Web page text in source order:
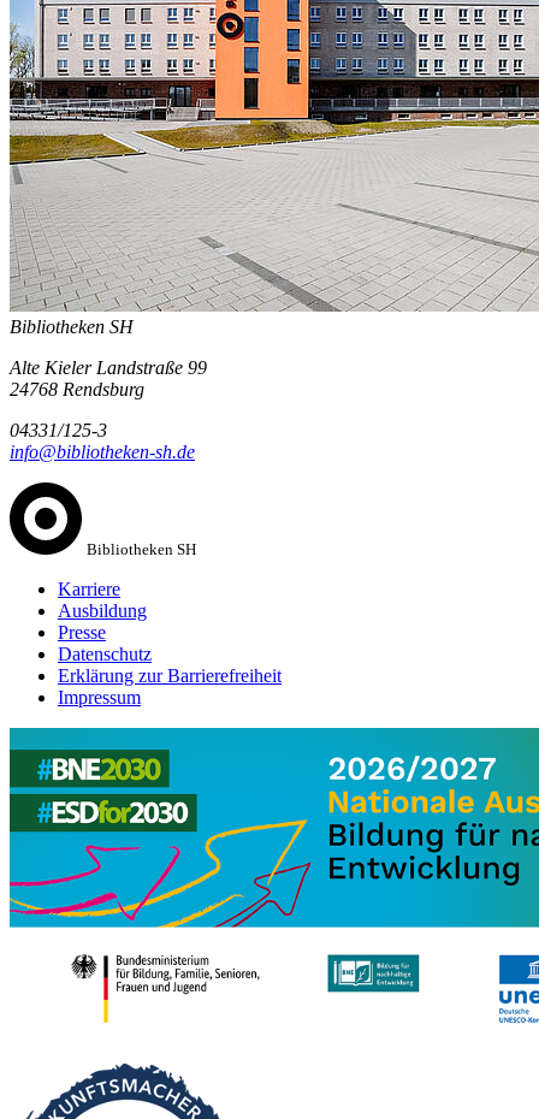
Bibliotheken SH
Alte Kieler Landstraße 99
24768 Rendsburg
04331/125-3
info@bibliotheken-sh.de
Bibliotheken SH
Karriere
Ausbildung
Presse
Datenschutz
Erklärung zur Barrierefreiheit
Impressum